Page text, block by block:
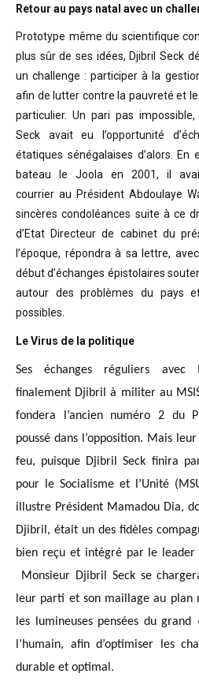
Retour au pays natal avec un
Prototype même du scientifique
plus sûr de ses idées, Djibril Seck
un challenge : participer à la
afin de lutter contre la pauvreté et
particulier. Un pari pas
Seck avait eu l’opportunité
étatiques sénégalaises d’alors. En
bateau le Joola en 2001, il
courrier au Président Abdoulaye
sincères condoléances suite à ce
d’Etat Directeur de cabinet du
l’époque, répondra à sa lettre,
début d’échanges épistolaires
autour des problèmes du pays
possibles.
Le Virus de la politique
Ses échanges réguliers avec
finalement Djibril à militer au
fondera l’ancien numéro 2 du
poussé dans l’opposition. Mais
feu, puisque Djibril Seck finira
pour le Socialisme et l’Unité
illustre Président Mamadou Dia,
Djibril, était un des fidèles
bien reçu et intégré par le leader
Monsieur Djibril Seck se
leur parti et son maillage au plan
les lumineuses pensées du
l’humain, afin d’optimiser les
durable et optimal.